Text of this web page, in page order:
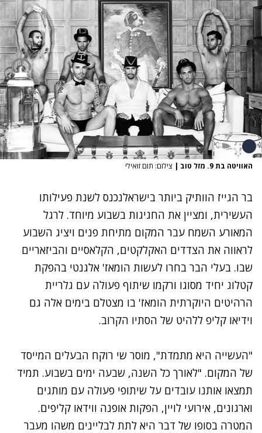
האוויטה בת 9. מזל טוב | צילום: תום זואילי
בר הגייז הוותיק ביותר בישראלנכנס לשנת פעילותו
העשירית, ומציין את החגיגות בשבוע מיוחד. לרגל
המאורע השמח עבר המקום מתיחת פנים ויציג השבוע
לראווה את הצדדים האקלקטים, הקלאסיים והביזאריים
שבו. בעלי הבר בחרו לעשות הומאז' אלגנטי בהפקת
קטלוג יחיד מסוגו ורקמו שיתוף פעולה עם גלריית
הרהיטים היוקרתית הומאז' בו מצטלם בימים אלה גם
וידיאו קליפ ללהיט של הסתיו הקרוב.
"העשייה היא מתמדת", מוסר שי רוקח הבעלים המייסד
של המקום. "לאורך כל השנה, שבעה ימים בשבוע. תמיד
תמצאו אותנו עובדים על שיתופי פעולה עם מותגים
וארגונים, אירועי לויין, הפקות אופנה ווידאו קליפים.
המטרה בסופו של דבר היא לתת לבליינים משהו מעבר